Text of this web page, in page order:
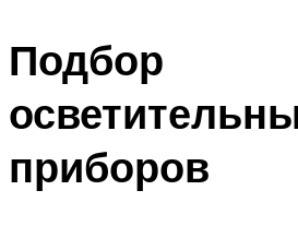
Подбор
приборов